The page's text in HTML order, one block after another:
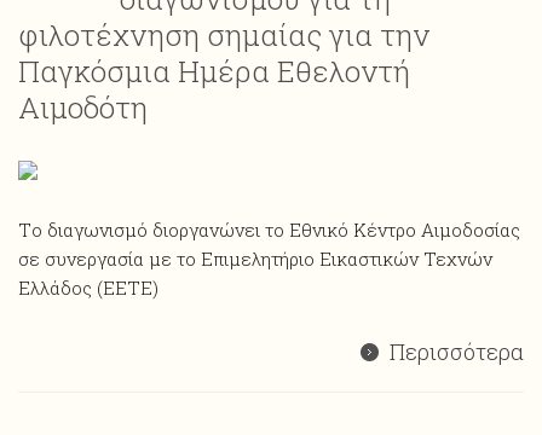
φιλοτέχνηση σημαίας για την
Παγκόσμια Ημέρα Εθελοντή
Αιμοδότη
Tο διαγωνισμό διοργανώνει το Εθνικό Κέντρο Αιμοδοσίας
σε συνεργασία με το Επιμελητήριο Εικαστικών Τεχνών
Ελλάδος (EETE)
Περισσότερα